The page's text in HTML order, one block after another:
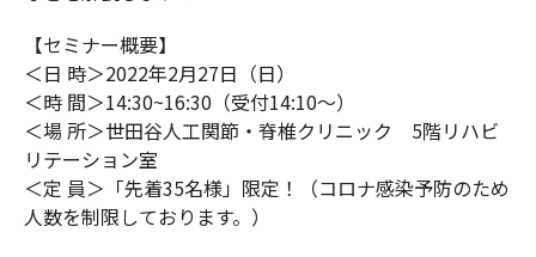
【セミナー概要】
＜日 時＞2022年2月27日（日）
＜時 間＞14:30~16:30（受付14:10～）
＜場 所＞世田谷人工関節・脊椎クリニック 5階リハビ
リテーション室
＜定 員＞「先着35名様」限定！（コロナ感染予防のため
人数を制限しております。）